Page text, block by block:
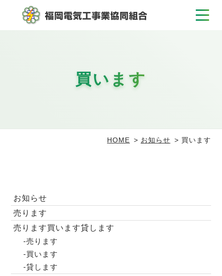
買います
HOME お知らせ 買います
お知らせ
売ります
売ります買います貸します
-売ります
-買います
-貸します